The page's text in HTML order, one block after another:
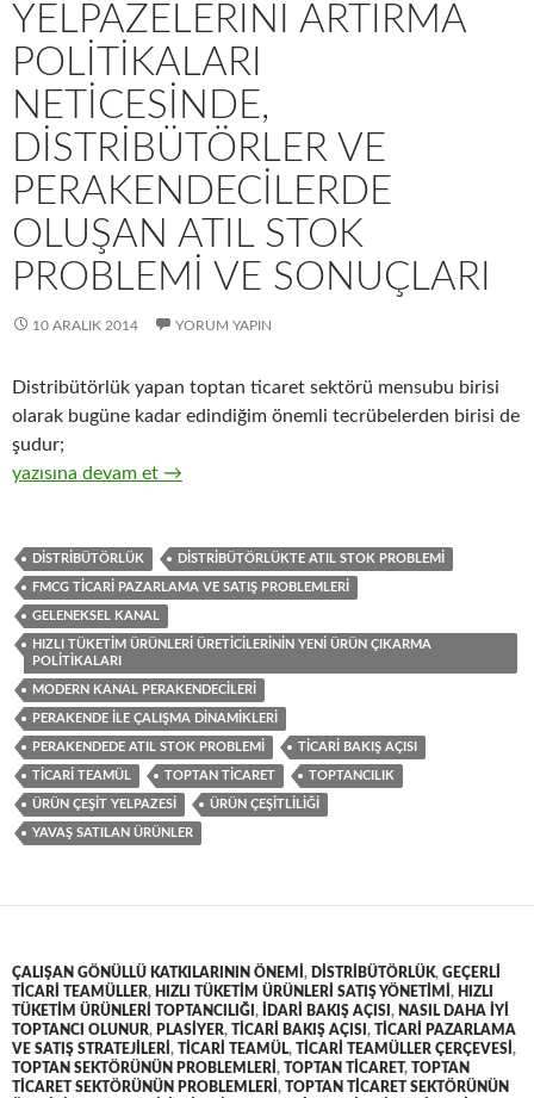
YELPAZELERINI ARTIRMA
POLITIKALARI
NETICESINDE,
DISTRIBÜTÖRLER VE
PERAKENDECILERDE
OLUŞAN ATIL STOK
PROBLEMI VE SONUÇLARI
10 ARALIK 2014 YORUM YAPIN
Distribütörlük yapan toptan ticaret sektörü mensubu birisi
olarak bugüne kadar edindiğim önemli tecrübelerden birisi de
şudur;
21-Hızlı tüketim ürünleri üreticisi firmaların, ürün çeşit
yazısına devam et →
DISTRIBÜTÖRLÜK DISTRIBÜTÖRLÜKTE ATIL STOK PROBLEMI
FMCG TICARI PAZARLAMA VE SATIŞ PROBLEMLERI
GELENEKSEL KANAL
HIZLI TÜKETIM ÜRÜNLERI ÜRETICILERININ YENI ÜRÜN ÇIKARMA
POLITIKALARI
MODERN KANAL PERAKENDECILERI
PERAKENDE ILE ÇALIŞMA DINAMIKLERI
PERAKENDEDE ATIL STOK PROBLEMI TICARI BAKIŞ AÇISI
TICARI TEAMÜL TOPTAN TICARET TOPTANCILIK
ÜRÜN ÇEŞIT YELPAZESI ÜRÜN ÇEŞITLILIĞI
YAVAŞ SATILAN ÜRÜNLER
ÇALIŞAN GÖNÜLLÜ KATKILARININ ÖNEMI , DISTRIBÜTÖRLÜK, GEÇERLI
TICARI TEAMÜLLER, HIZLI TÜKETIM ÜRÜNLERI SATIŞ YÖNETIMI , HIZLI
TÜKETIM ÜRÜNLERI TOPTANCILIĞI , IDARI BAKIŞ AÇISI , NASIL DAHA IYI
TOPTANCI OLUNUR, PLASIYER, TICARI BAKIŞ AÇISI , TICARI PAZARLAMA
VE SATIŞ STRATEJILERI , TICARI TEAMÜL, TICARI TEAMÜLLER ÇERÇEVESI ,
TOPTAN SEKTÖRÜNÜN PROBLEMLERI , TOPTAN TICARET, TOPTAN
TICARET SEKTÖRÜNÜN PROBLEMLERI , TOPTAN TICARET SEKTÖRÜNÜN